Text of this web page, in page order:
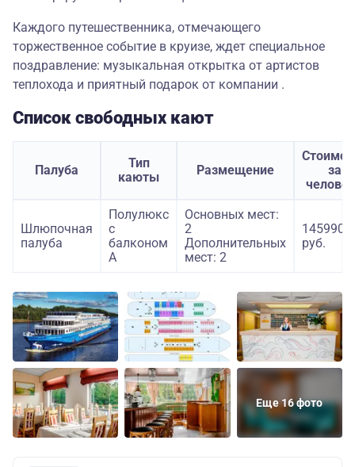
Каждого путешественника, отмечающего
торжественное событие в круизе, ждет специальное
поздравление: музыкальная открытка от артистов
теплохода и приятный подарок от компании .
Список свободных кают
Палуба
Тип
каюты
Размещение
за
Шлюпочная
палуба
Полулюкс
с
балконом
А
Основных мест:
2
Дополнительных
мест: 2
145990
руб.
Еще 16 фото